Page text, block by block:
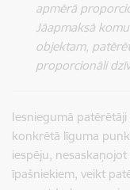
apmērā
Jāapmaksā
objektam,
proporcionāli
Iesniegumā
konkrētā līguma
iespēju,
īpašniekiem, veikt